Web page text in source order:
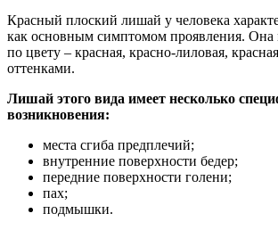
Красный плоский лишай у человека
как основным симптомом проявления. Она
по цвету – красная, красно-лиловая,
оттенками.
Лишай этого вида имеет несколько
возникновения:
места сгиба предплечий;
внутренние поверхности бедер;
передние поверхности голени;
пах;
подмышки.